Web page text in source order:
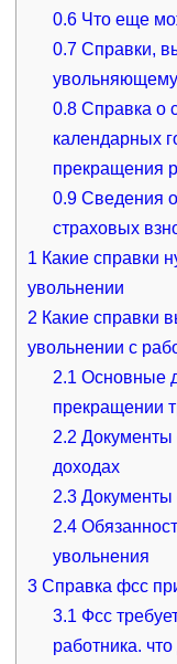
0.6 Что еще
0.7 Справки,
0.8 Справка о
календарных
прекращения
0.9 Сведения
страховых
1 Какие справки
увольнении
2 Какие справки
увольнении с
2.1 Основные
прекращении
2.2 Документы
доходах
2.3
2.4
увольнения
3Справка фсс
3.1 Фсс
работника.